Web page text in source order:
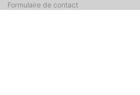
Formulaire de contact